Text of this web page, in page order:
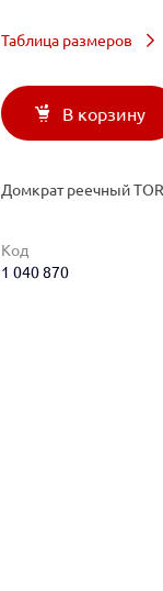
Таблица размеров
В корзину
Домкрат реечный
Код
1 040 870